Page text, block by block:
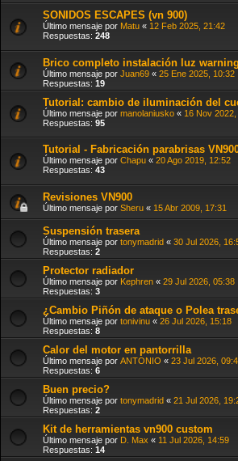
SONIDOS ESCAPES (vn 900)
Último mensaje por Matu « 12 Feb 2025, 21:42
Respuestas: 248
Brico completo instalación luz
Último mensaje por Juan69 « 25 Ene 2025, 10:32
Respuestas: 19
Tutorial: cambio de iluminación del
Último mensaje por manolaniusko « 16 Nov
Respuestas: 95
Tutorial - Fabricación parabrisas
Último mensaje por Chapu « 20 Ago 2019, 12:52
Respuestas: 43
Revisiones VN900
Último mensaje por Sheru « 15 Abr 2009, 17:31
Suspensión trasera
Último mensaje por tonymadrid « 30 Jul 2026,
Respuestas: 2
Protector radiador
Último mensaje por Kephren « 29 Jul 2026, 05:38
Respuestas: 3
¿Cambio Piñón de ataque o Polea
Último mensaje por tonivinu « 26 Jul 2026, 15:18
Respuestas: 8
Calor del motor en pantorrilla
Último mensaje por ANTONIO « 23 Jul 2026,
Respuestas: 6
Buen precio?
Último mensaje por tonymadrid « 21 Jul 2026,
Respuestas: 2
Kit de herramientas vn900 custom
Último mensaje por D. Max « 11 Jul 2026, 14:59
Respuestas: 14